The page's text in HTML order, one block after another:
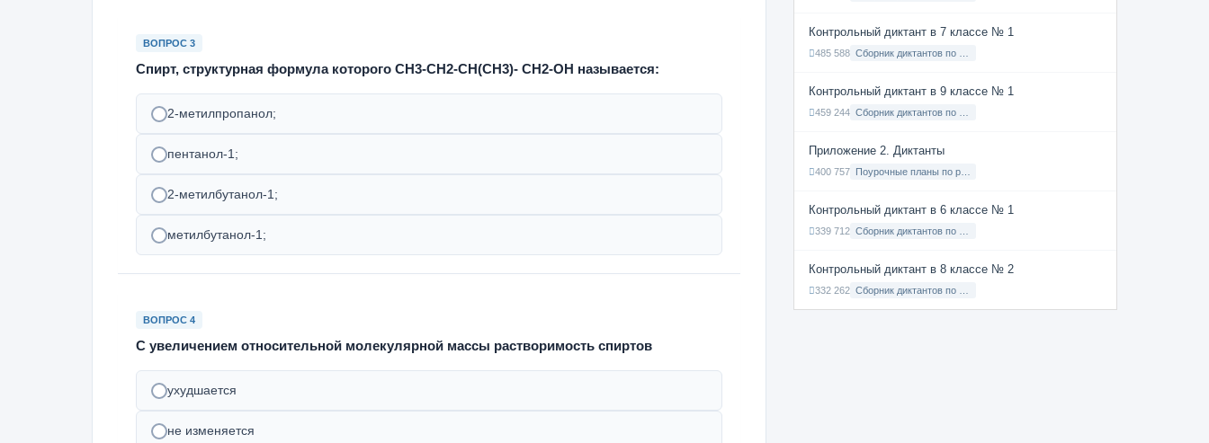
ВОПРОС 3
Спирт, структурная формула которого CH3-CH2-CH(CH3)- CH2-OH называется:
2-метилпропанол;
пентанол-1;
2-метилбутанол-1;
метилбутанол-1;
ВОПРОС 4
С увеличением относительной молекулярной массы растворимость спиртов
ухудшается
не изменяется
Контрольный диктант в 7 классе № 1
485 588
Контрольный диктант в 9 классе № 1
459 244
Приложение 2. Диктанты
400 757
Контрольный диктант в 6 классе № 1
339 712
Контрольный диктант в 8 классе № 2
332 262